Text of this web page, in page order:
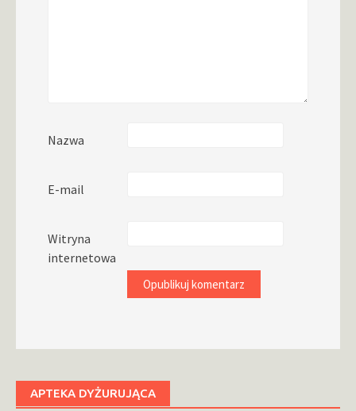
Nazwa
E-mail
Witryna
internetowa
APTEKA DYŻURUJĄCA